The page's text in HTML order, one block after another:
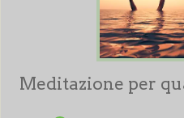
Meditazione per